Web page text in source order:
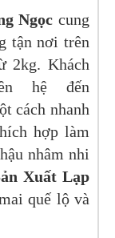
Ngọc cung
tận nơi trên
2kg. Khách
hệ đến
cách nhanh
hợp làm
nhâm nhi
Xuất Lạp
quế lộ và